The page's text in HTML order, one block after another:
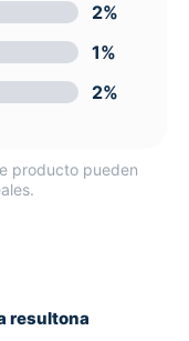
2%
1%
2%
producto pueden
resultona